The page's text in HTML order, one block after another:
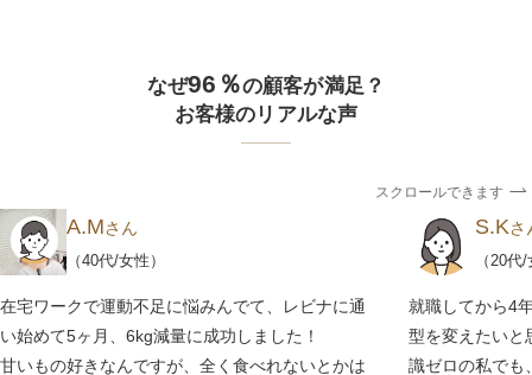
なぜ96％の顧客が満足？
お客様のリアルな声
スクロールできます
A.Mさん
（40代/女性）
在宅ワークで運動不足に悩みんでて、レビナに通
い始めて5ヶ月、6kg減量に成功しました！
甘いもの好きなんですが、全く食べれないとかは
S.Kさ
（20代
就職してから4
型を変えたいと
識ゼロの私でも